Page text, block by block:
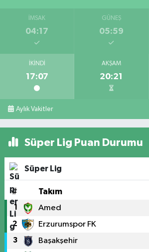
İMSAK
04:17
GÜNEŞ
05:59
İKINDI
17:07
AKŞAM
20:21
Aylık Vakitler
Süper Lig Puan Durumu
Süper Lig
# Takım
1 Amed
2 Erzurumspor FK
3 Başakşehir